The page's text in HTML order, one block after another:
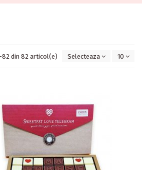
82 din 82 articol(e) Selecteaza 10